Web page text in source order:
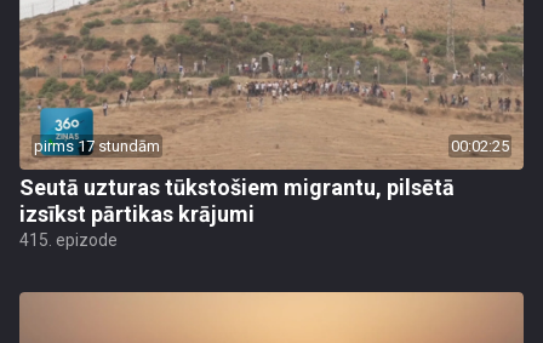
pirms 17 stundām 00:02:25
Seutā uzturas tūkstošiem migrantu, pilsētā
izsīkst pārtikas krājumi
415. epizode